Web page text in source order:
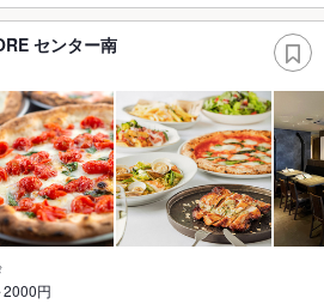
センター南
円